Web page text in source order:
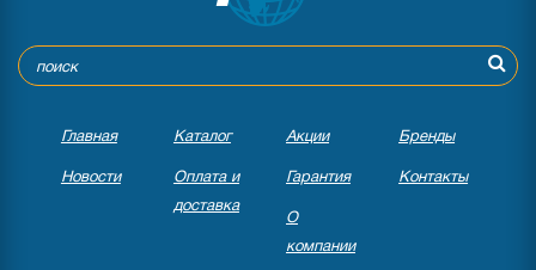
Главная Каталог Акции Бренды
Новости
Оплата и
доставка
Гарантия Контакты
О
компании